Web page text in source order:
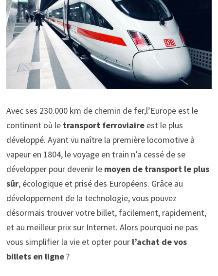
Avec ses 230.000 km de chemin de fer,l’Europe est le
continent où letransport ferroviaire est le plus
développé. Ayant vu naître la première locomotive à
vapeur en 1804, le voyage en train n’a cessé de se
développer pour devenir lemoyen de transport le plus
sûr, écologique et prisé des Européens. Grâce au
développement de la technologie, vous pouvez
désormais trouver votre billet, facilement, rapidement,
et au meilleur prix sur Internet. Alors pourquoi ne pas
vous simplifier la vie et opter pourl’achat de vos
billets en ligne?